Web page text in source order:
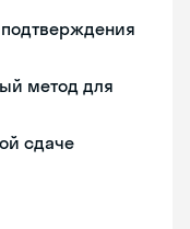
подтверждения
метод для
сдаче